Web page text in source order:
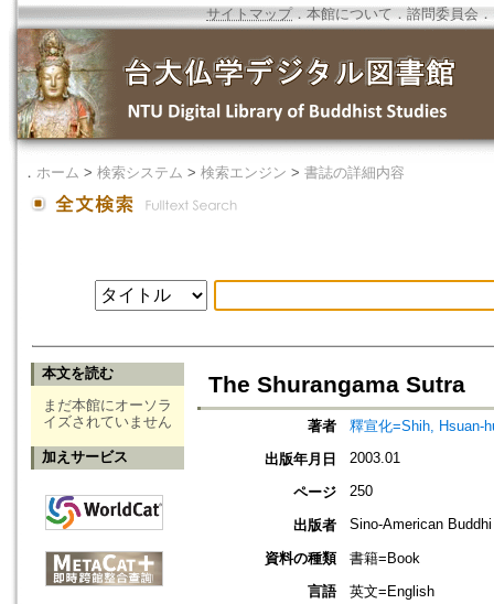
サイトマップ．本館について ． 諮問委員会 ．
． ホーム > 検索システム > 検索エンジン > 書誌の詳細内容
本文を読む
まだ本館にオーソラ
イズされていません
加えサービス
The Shurangama Sutra
著者
釋宣化=Shih, Hsuan-
出版年月日
2003.01
ページ 250
出版者 Sino-American
資料の種類
書籍=Book
言語
英文=English